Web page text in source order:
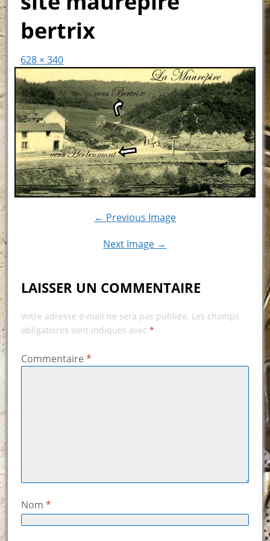
bertrix
628 × 340
← Previous Image
Next Image →
LAISSER UN COMMENTAIRE
Votre adresse e-mail ne sera pas publiée. Les champs
obligatoires sont indiqués avec *
Commentaire *
Nom *